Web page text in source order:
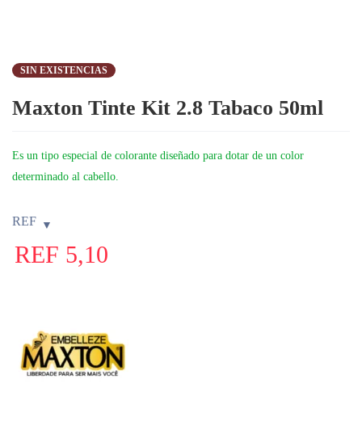
SIN EXISTENCIAS
Maxton Tinte Kit 2.8 Tabaco 50ml
Es un tipo especial de colorante diseñado para dotar de un color
determinado al cabello.
REF
REF 5,10